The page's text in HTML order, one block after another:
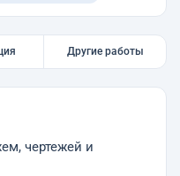
Другие работы
чертежей и